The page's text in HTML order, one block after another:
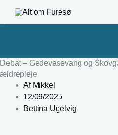
Debat – Gedevasevang og
ældrepleje
AfMikkel
12/09/2025
Bettina Ugelvig